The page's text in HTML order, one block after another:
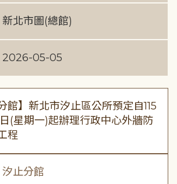
新北市圖(總館)
2026-05-05
館】新北市汐止區公所預定自115
日(星期一)起辦理行政中心外牆防
程
汐止分館